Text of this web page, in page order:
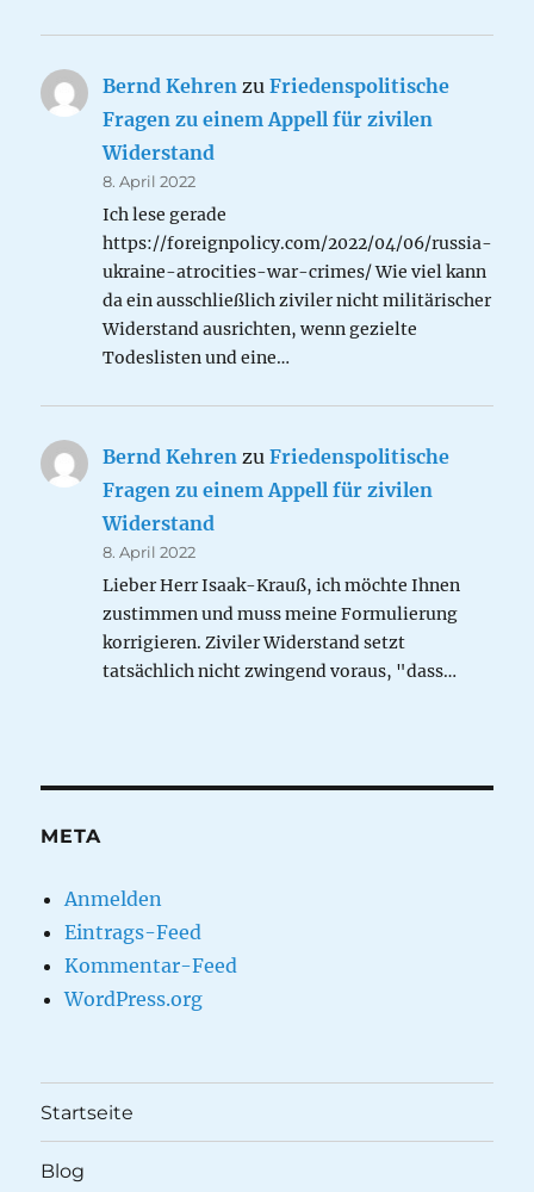
Bernd Kehren zuFriedenspolitische
Fragen zu einem Appell für zivilen
Widerstand
8. April 2022
Ich lese gerade
https://foreignpolicy.com/2022/04/06/russia-
ukraine-atrocities-war-crimes/ Wie viel kann
da ein ausschließlich ziviler nicht militärischer
Widerstand ausrichten, wenn gezielte
Todeslisten und eine…
Bernd Kehren zuFriedenspolitische
Fragen zu einem Appell für zivilen
Widerstand
8. April 2022
Lieber Herr Isaak-Krauß, ich möchte Ihnen
zustimmen und muss meine Formulierung
korrigieren. Ziviler Widerstand setzt
tatsächlich nicht zwingend voraus, "dass…
META
Anmelden
Eintrags-Feed
Kommentar-Feed
WordPress.org
Startseite
Blog